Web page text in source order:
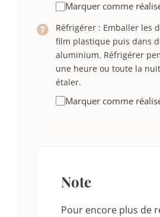
Marquer comme
Réfrigérer : Emballer les
film plastique puis dans
aluminium. Réfrigérer
une heure ou toute la
étaler.
Marquer comme
Note
Pour encore plus de